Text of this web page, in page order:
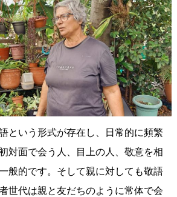
という形式が存在し、日常的に頻繁
対面で会う人、目上の人、敬意を相
般的です。そして親に対しても敬語
世代は親と友だちのように常体で会